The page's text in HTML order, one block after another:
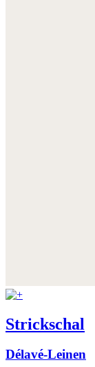
Strickschal
Délavé-Leinen